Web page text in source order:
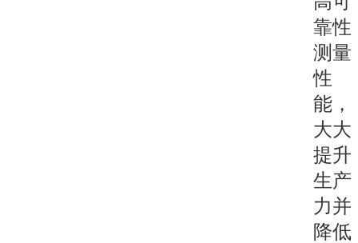
靠性
测量
性
能，
大大
提升
生产
力并
降低